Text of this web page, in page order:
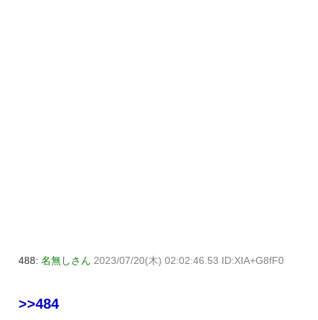
488: 名無しさん 2023/07/20(木) 02:02:46.53 ID:XIA+G8fF0
>>484